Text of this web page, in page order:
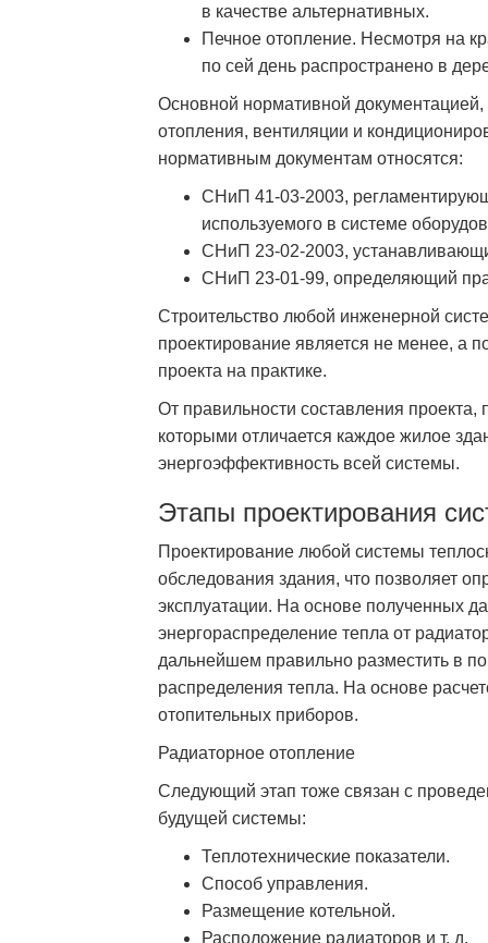
в качестве альтернативных.
Печное отопление. Несмотря на
по сей день распространено в
Основной нормативной
отопления, вентиляции и
нормативным документам относятся:
СНиП 41-03-2003,
используемого в системе
СНиП 23-02-2003,
СНиП 23-01-99, определяющий
Строительство любой инженерной
проектирование является не менее, а
проекта на практике.
От правильности составления
которыми отличается каждое жилое
энергоэффективность всей системы.
Этапы проектирования
Проектирование любой системы
обследования здания, что позволяет
эксплуатации. На основе полученных
энергораспределение тепла от
дальнейшем правильно разместить в
распределения тепла. На основе
отопительных приборов.
Радиаторное отопление
Следующий этап тоже связан с
будущей системы:
Теплотехнические показатели.
Способ управления.
Размещение котельной.
Расположение радиаторов и т. д.